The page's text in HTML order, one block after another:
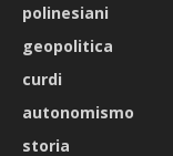
polinesiani
geopolitica
curdi
autonomismo
storia